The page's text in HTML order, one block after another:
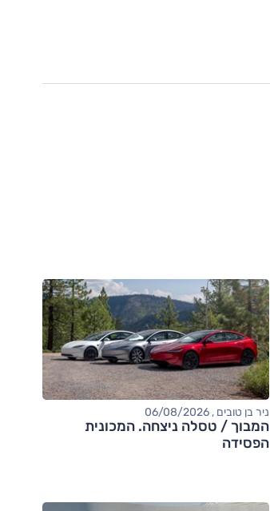
ניר בן טובים , 06/08/2026
המבוך / טסלה ניצחה. המכונית
הפסידה